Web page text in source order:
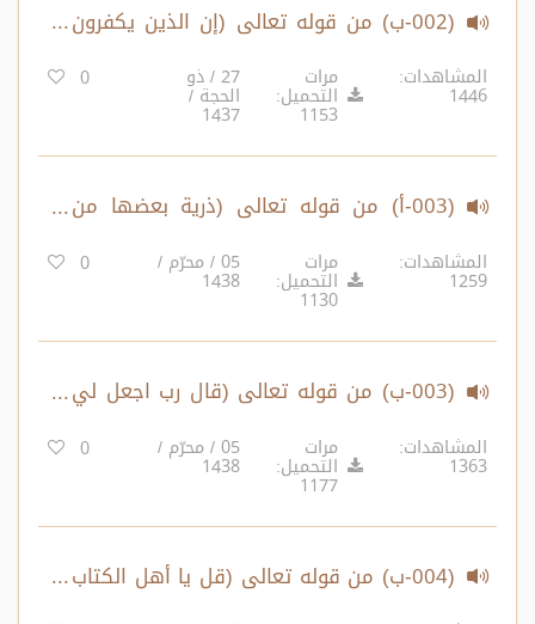
(002-ب) من قوله تعالى (إن الذين يكفرون
بآيات الله ..) الآية 21 – إلى قوله تعالى (إن
الله اصطفى آدام ونوحاً ..) الآية 33
المشاهدات:
1446
مرات
التحميل:
1153
27 / ذو
الحجة /
1437
0
(003-أ) من قوله تعالى (ذرية بعضها من
بعض..) الآية 34 – إلى قوله تعالى (كذلك
الله يفعل ما يشاء..) الآية 40
المشاهدات:
1259
مرات
التحميل:
1130
05 / محرّم /
1438
0
(003-ب) من قوله تعالى (قال رب اجعل لي
آية..) الآية 41 – إلى قوله تعالى (فاعبدوه
هذا صراط مستقيم..) الآية 50
المشاهدات:
1363
مرات
التحميل:
1177
05 / محرّم /
1438
0
(004-ب) من قوله تعالى (قل يا أهل الكتاب
تعالوا إلى كلمة..) الآية 63 – إلى قوله